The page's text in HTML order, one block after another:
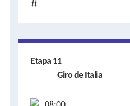
Etapa 11
Giro de Italia